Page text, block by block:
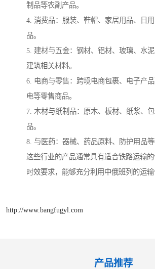
制品等农副产品。
4. 消费品：服装、鞋帽、家居用品、日
品。
5. 建材与五金：钢材、铝材、玻璃、水
建筑相关材料。
6. 电商与零售：跨境电商包裹、电子产
电等零售商品。
7. 木材与纸制品：原木、板材、纸浆、
品。
8. 与医药：器械、药品原料、防护用品等
这些行业的产品通常具有适合铁路运输
时效要求，能够充分利用中俄班列的运输
http://www.bangfugyl.com
产品推荐